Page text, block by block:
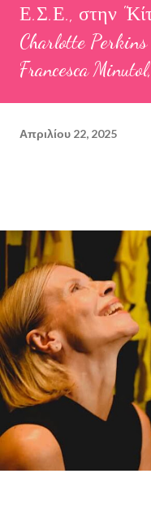
Ε.Σ.Ε., στην
Charlotte
Francesca
Απριλίου 22, 2025